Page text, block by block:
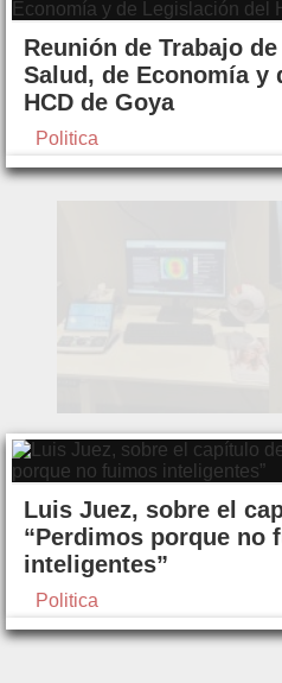
Reunión de Trabajo
Salud, de Economía y
HCD de Goya
Politica
Luis Juez, sobre el
“Perdimos porque no
inteligentes”
Politica